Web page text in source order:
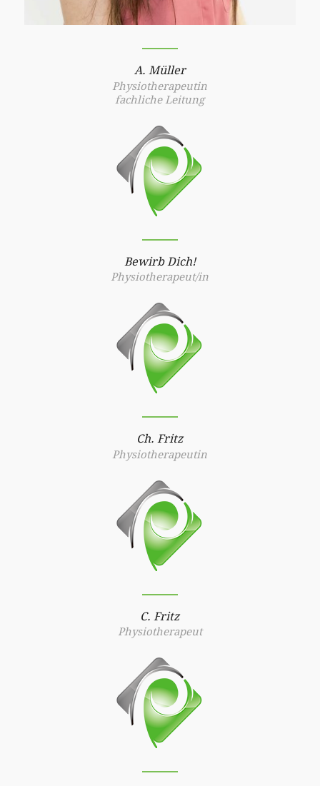
A. Müller
Physiotherapeutin
fachliche Leitung
Bewirb Dich!
Physiotherapeut/in
Ch. Fritz
Physiotherapeutin
C. Fritz
Physiotherapeut